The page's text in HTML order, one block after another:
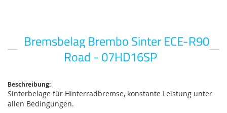
Bremsbelag Brembo Sinter ECE-R90
Road - 07HD16SP
Anfang
Beschreibung:
Sinterbelage für Hinterradbremse, konstante Leistung unter
allen Bedingungen.